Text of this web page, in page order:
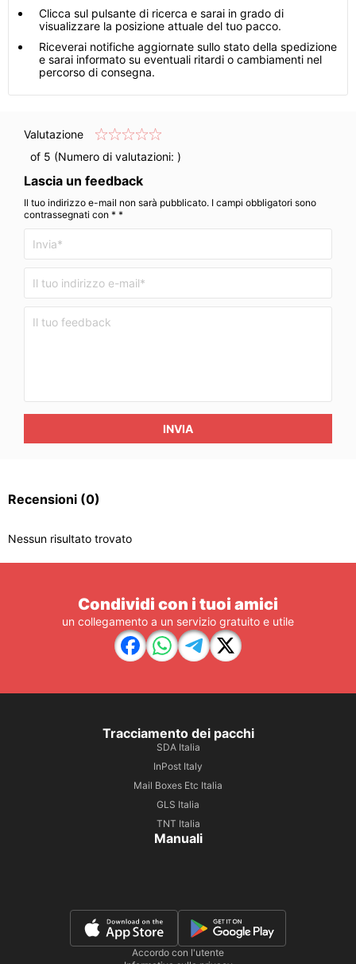
Clicca sul pulsante di ricerca e sarai in grado di
visualizzare la posizione attuale del tuo pacco.
Riceverai notifiche aggiornate sullo stato della spedizione
e sarai informato su eventuali ritardi o cambiamenti nel
percorso di consegna.
Valutazione
of 5 (Numero di valutazioni: )
Lascia un feedback
Il tuo indirizzo e-mail non sarà pubblicato. I campi obbligatori sono
contrassegnati con * *
INVIA
Recensioni (0)
Nessun risultato trovato
Condividi con i tuoi amici
un collegamento a un servizio gratuito e utile
Tracciamento dei pacchi
SDA Italia
InPost Italy
Mail Boxes Etc Italia
GLS Italia
TNT Italia
Manuali
Accordo con l'utente